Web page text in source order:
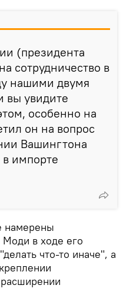
(президента
сотрудничество в
нашими двумя
вы увидите
особенно на
он на вопрос
Вашингтона
импорте
намерены
в ходе его
что-то иначе", а